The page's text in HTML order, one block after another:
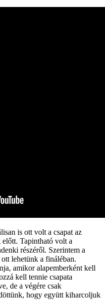
is ott volt a csapat az
előtt. Tapintható volt a
részéről. Szerintem a
lehetünk a fináléban.
amikor alapemberként kell
kell tennie csapata
de a végére csak
hogy együtt kiharcoljuk